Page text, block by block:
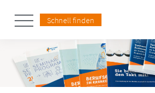
Schnell finden